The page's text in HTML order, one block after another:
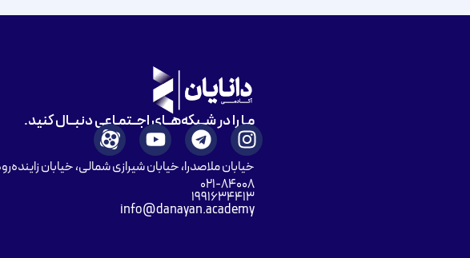
مـا را در شــبکه‌هــای اجــتمـاعی دنبــال کنید.
خیابان ملاصدرا، خیابان شیرازی شمالی، خیابان
۰۲۱-۸۴۰۰۸
۱۹۹۱۶۳۴۴۱۳
info@danayan.academy